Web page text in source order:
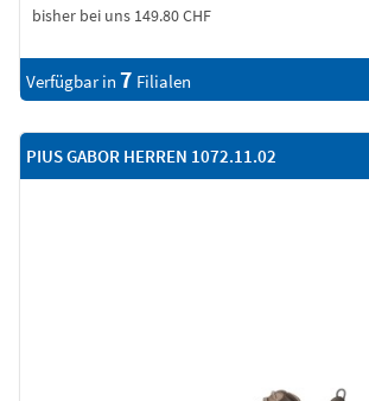
bisher bei uns 149.80 CHF
Verfügbar in 7 Filialen
PIUS GABOR HERREN 1072.11.02